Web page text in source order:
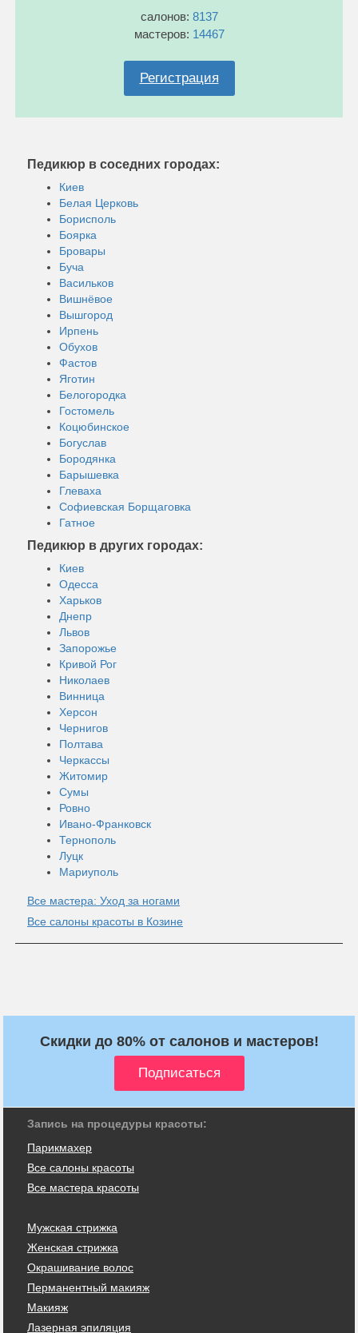
салонов: 8137
мастеров: 14467
Регистрация
Педикюр в соседних городах:
Киев
Белая Церковь
Борисполь
Боярка
Бровары
Буча
Васильков
Вишнёвое
Вышгород
Ирпень
Обухов
Фастов
Яготин
Белогородка
Гостомель
Коцюбинское
Богуслав
Бородянка
Барышевка
Глеваха
Софиевская Борщаговка
Гатное
Педикюр в других городах:
Киев
Одесса
Харьков
Днепр
Львов
Запорожье
Кривой Рог
Николаев
Винница
Херсон
Чернигов
Полтава
Черкассы
Житомир
Сумы
Ровно
Ивано-Франковск
Тернополь
Луцк
Мариуполь
Все мастера: Уход за ногами
Все салоны красоты в Козине
Скидки до 80% от салонов и мастеров!
Запись на процедуры красоты:
Парикмахер
Все салоны красоты
Все мастера красоты
Мужская стрижка
Женская стрижка
Окрашивание волос
Перманентный макияж
Макияж
Лазерная эпиляция